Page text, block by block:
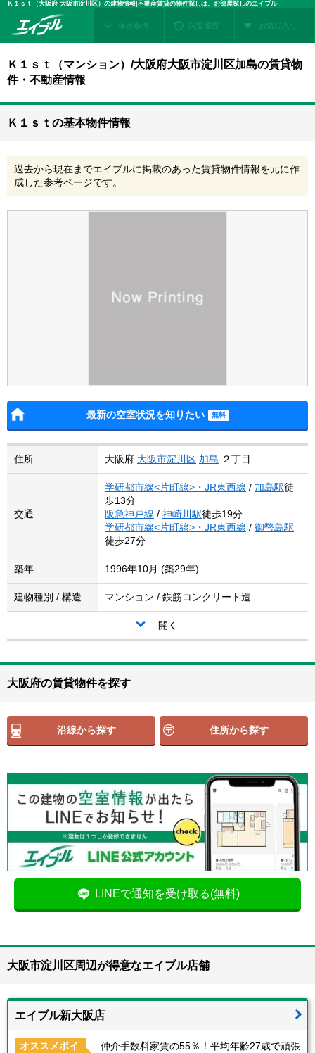
Ｋ１ｓｔ（大阪府 大阪市淀川区）の建物情報|不動産賃貸の物件探しは、お部屋探しのエイブル
保存条件 閲覧履歴 お気に入り
Ｋ１ｓｔ（マンション）/大阪府大阪市淀川区加島の賃貸物
件・不動産情報
Ｋ１ｓｔの基本物件情報
過去から現在までエイブルに掲載のあった賃貸物件情報を元に作
成した参考ページです。
最新の空室状況を知りたい
住所 大阪府 大阪市淀川区 加島 ２丁目
交通
学研都市線<片町線>・JR東西線 / 加島駅徒
歩13分
阪急神戸線 / 神崎川駅徒歩19分
学研都市線<片町線>・JR東西線 / 御幣島駅
徒歩27分
築年 1996年10月 (築29年)
建物種別 / 構造 マンション / 鉄筋コンクリート造
開く
大阪府の賃貸物件を探す
沿線から探す 住所から探す
LINEで通知を受け取る(無料)
大阪市淀川区周辺が得意なエイブル店舗
エイブル新大阪店
オススメポイ
仲介手数料家賃の55％！平均年齢27歳で頑張